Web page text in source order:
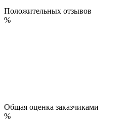
Положительных отзывов
%
Общая оценка заказчиками
%